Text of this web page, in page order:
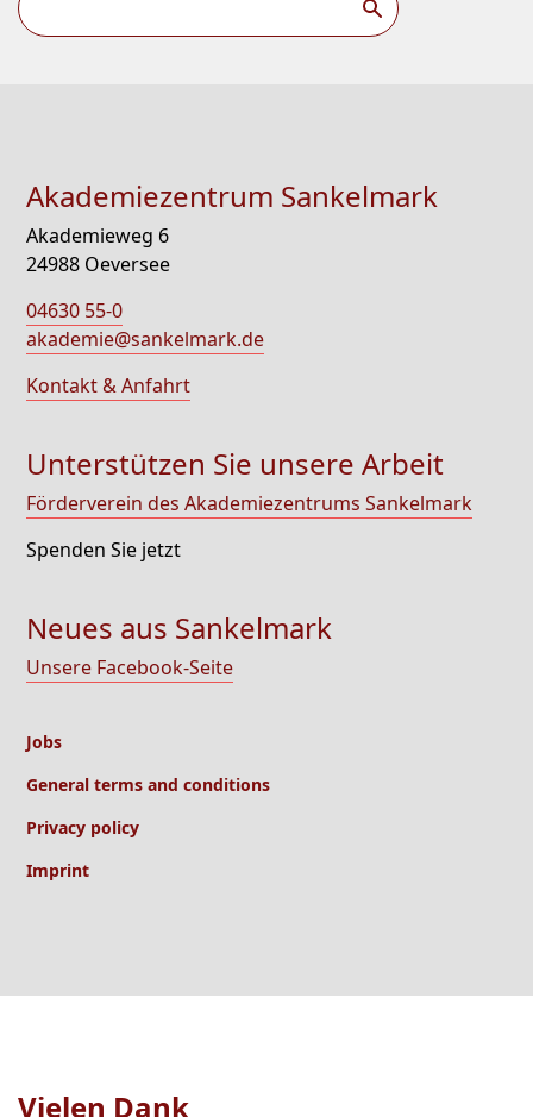
Akademiezentrum Sankelmark
Akademieweg 6
24988 Oeversee
04630 55-0
akademie@sankelmark.de
Kontakt & Anfahrt
Unterstützen Sie unsere Arbeit
Förderverein des Akademiezentrums Sankelmark
Spenden Sie jetzt
Neues aus Sankelmark
Unsere Facebook-Seite
Jobs
General terms and conditions
Privacy policy
Imprint
Vielen Dank